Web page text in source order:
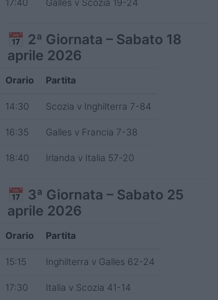
17:40 Galles v Scozia 19-24
📅 2ª Giornata – Sabato 18
aprile 2026
Orario Partita
14:30 Scozia v Inghilterra 7-84
16:35 Galles v Francia 7-38
18:40 Irlanda v Italia 57-20
📅 3ª Giornata – Sabato 25
aprile 2026
Orario Partita
15:15 Inghilterra v Galles 62-24
17:30 Italia v Scozia 41-14